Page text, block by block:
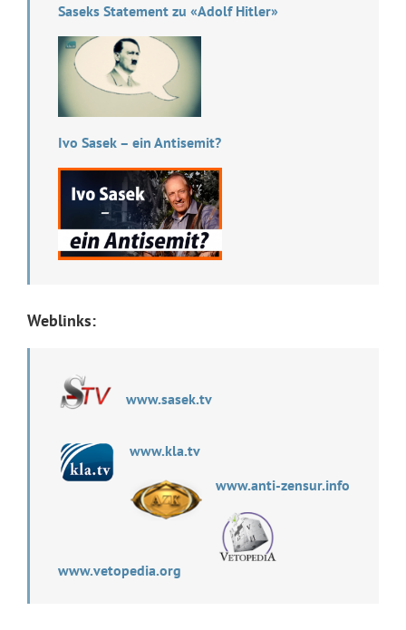
Saseks Statement zu «Adolf Hitler»
Ivo Sasek – ein Antisemit?
Weblinks:
www.sasek.tv
www.kla.tv
www.anti-zensur.info
www.vetopedia.org